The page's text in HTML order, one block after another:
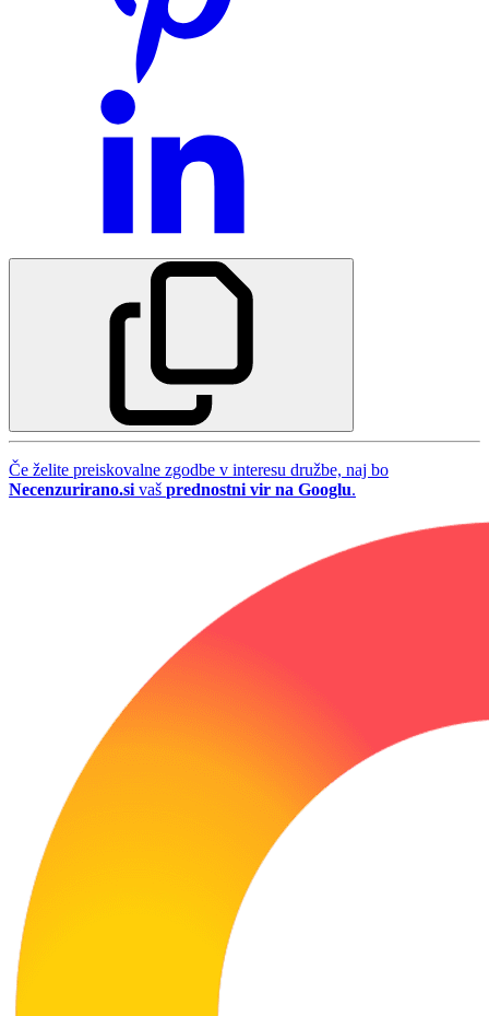
Če želite preiskovalne zgodbe v interesu družbe, naj bo
Necenzurirano.si vaš prednostni vir na Googlu.